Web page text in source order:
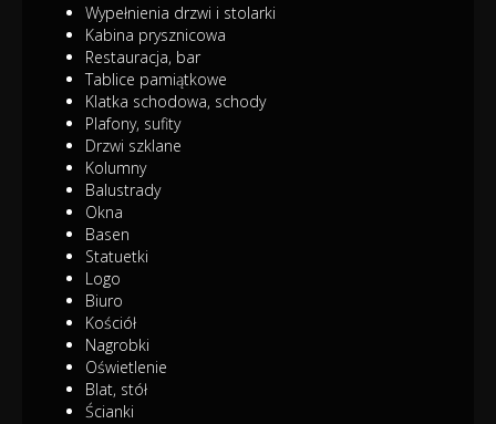
Wypełnienia drzwi i stolarki
Kabina prysznicowa
Restauracja, bar
Tablice pamiątkowe
Klatka schodowa, schody
Plafony, sufity
Drzwi szklane
Kolumny
Balustrady
Okna
Basen
Statuetki
Logo
Biuro
Kościół
Nagrobki
Oświetlenie
Blat, stół
Ścianki